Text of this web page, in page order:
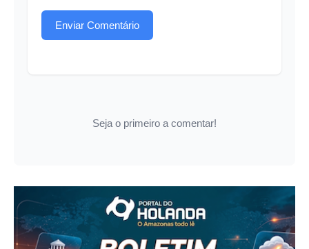
Enviar Comentário
Seja o primeiro a comentar!